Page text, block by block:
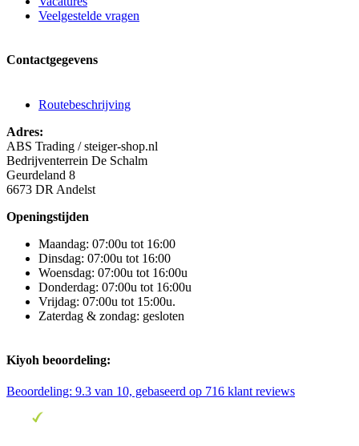
Veelgestelde vragen
Contactgegevens
Routebeschrijving
Adres:
ABS Trading / steiger-shop.nl
Bedrijventerrein De Schalm
Geurdeland 8
6673 DR Andelst
Openingstijden
Maandag: 07:00u tot 16:00
Dinsdag: 07:00u tot 16:00
Woensdag: 07:00u tot 16:00u
Donderdag: 07:00u tot 16:00u
Vrijdag: 07:00u tot 15:00u.
Zaterdag & zondag: gesloten
Kiyoh beoordeling:
Beoordeling: 9.3 van 10, gebaseerd op 716 klant reviews